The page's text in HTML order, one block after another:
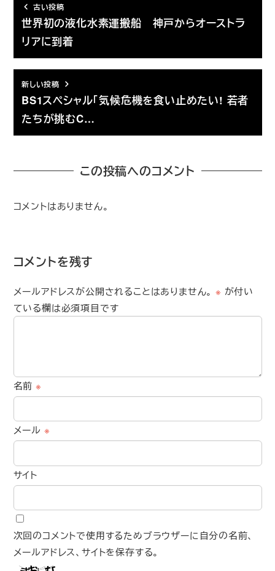
古い投稿
世界初の液化水素運搬船 神戸からオーストラ
リアに到着
新しい投稿
BS1スペシャル「気候危機を食い止めたい! 若者
たちが挑むC…
この投稿へのコメント
コメントはありません。
コメントを残す
メールアドレスが公開されることはありません。 ※ が付い
ている欄は必須項目です
名前 ※
メール ※
サイト
次回のコメントで使用するためブラウザーに自分の名前、
メールアドレス、サイトを保存する。